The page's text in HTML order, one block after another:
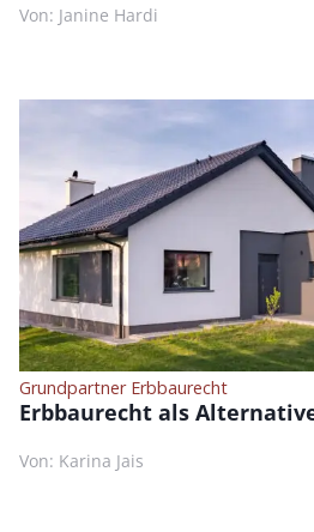
Von: Janine Hardi
Grundpartner Erbbaurecht
Erbbaurecht als
Von: Karina Jais